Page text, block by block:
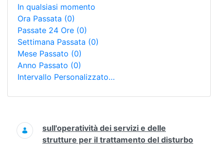
In qualsiasi momento
Ora Passata (0)
Passate 24 Ore (0)
Settimana Passata (0)
Mese Passato (0)
Anno Passato (0)
Intervallo Personalizzato…
Ricerca
sull'operatività dei servizi e delle
strutture per il trattamento del disturbo